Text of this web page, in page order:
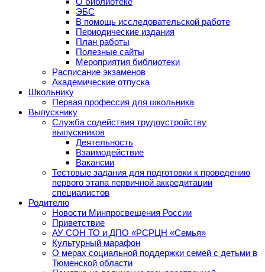
ЭБС
В помощь исследовательской работе
Периодические издания
План работы
Полезные сайты
Мероприятия библиотеки
Расписание экзаменов
Академические отпуска
Школьнику
Первая профессия для школьника
Выпускнику
Служба содействия трудоустройству
выпускников
Деятельность
Взаимодействие
Вакансии
Тестовые задания для подготовки к проведению
первого этапа первичной аккредитации
специалистов
Родителю
Новости Минпросвещения России
Приветствие
АУ СОН ТО и ДПО «РСРЦН «Семья»
Культурный марафон
О мерах социальной поддержки семей с детьми в
Тюменской области